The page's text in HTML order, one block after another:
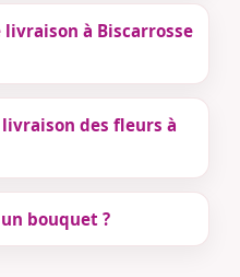
à Biscarrosse
des fleurs à
bouquet ?